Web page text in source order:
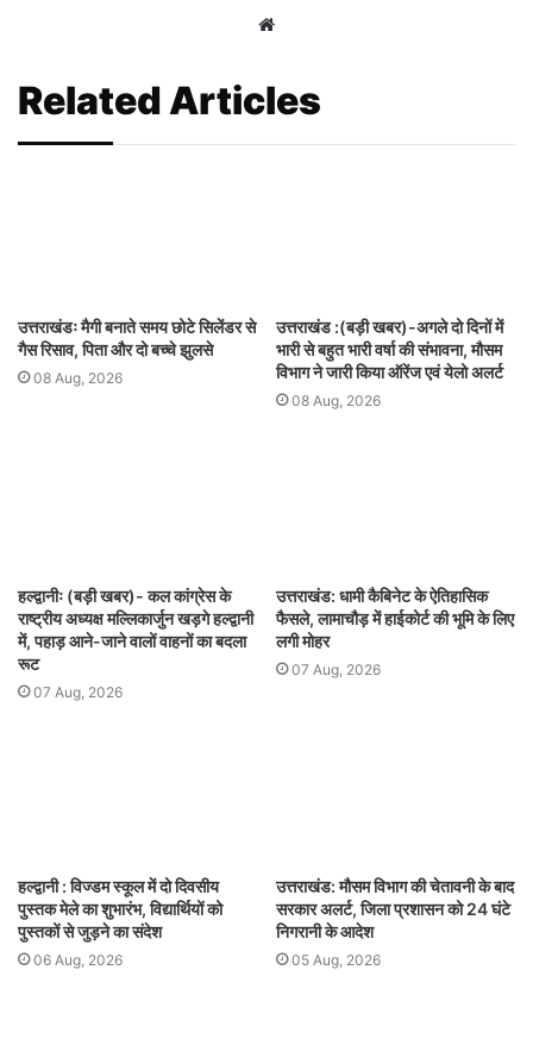
Website
Related Articles
उत्तराखंडः मैगी बनाते समय छोटे सिलेंडर से
गैस रिसाव, पिता और दो बच्चे झुलसे
08 Aug, 2026
उत्तराखंड :(बड़ी खबर)-अगले दो दिनों में
भारी से बहुत भारी वर्षा की संभावना, मौसम
विभाग ने जारी किया ऑरेंज एवं येलो अलर्ट
08 Aug, 2026
हल्द्वानीः (बड़ी खबर)- कल कांग्रेस के
राष्ट्रीय अध्यक्ष मल्लिकार्जुन खड़गे हल्द्वानी
में, पहाड़ आने-जाने वालों वाहनों का बदला
रूट
07 Aug, 2026
उत्तराखंड: धामी कैबिनेट के ऐतिहासिक
फैसले, लामाचौड़ में हाईकोर्ट की भूमि के लिए
लगी मोहर
07 Aug, 2026
हल्द्वानी : विज्डम स्कूल में दो दिवसीय
पुस्तक मेले का शुभारंभ, विद्यार्थियों को
पुस्तकों से जुड़ने का संदेश
06 Aug, 2026
उत्तराखंड: मौसम विभाग की चेतावनी के बाद
सरकार अलर्ट, जिला प्रशासन को 24 घंटे
निगरानी के आदेश
05 Aug, 2026